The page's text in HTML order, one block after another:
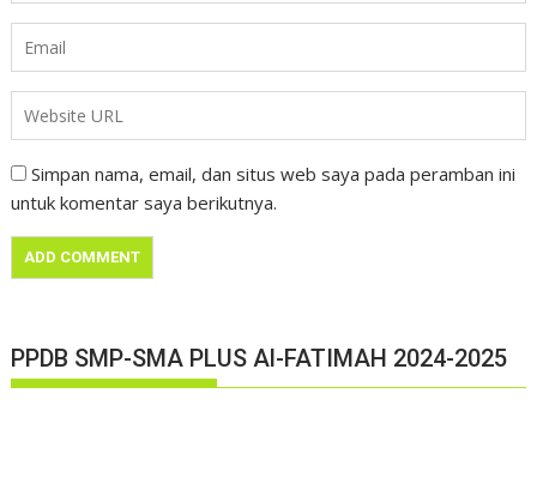
Simpan nama, email, dan situs web saya pada peramban ini
untuk komentar saya berikutnya.
PPDB SMP-SMA PLUS Al-FATIMAH 2024-2025